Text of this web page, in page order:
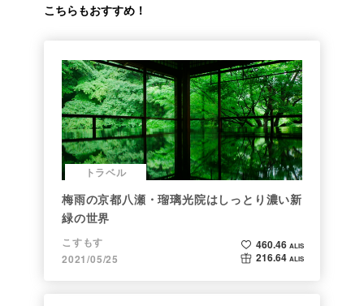
こちらもおすすめ！
トラベル
梅雨の京都八瀬・瑠璃光院はしっとり濃い新
緑の世界
こすもす
2021/05/25
460.46 ALIS
216.64 ALIS